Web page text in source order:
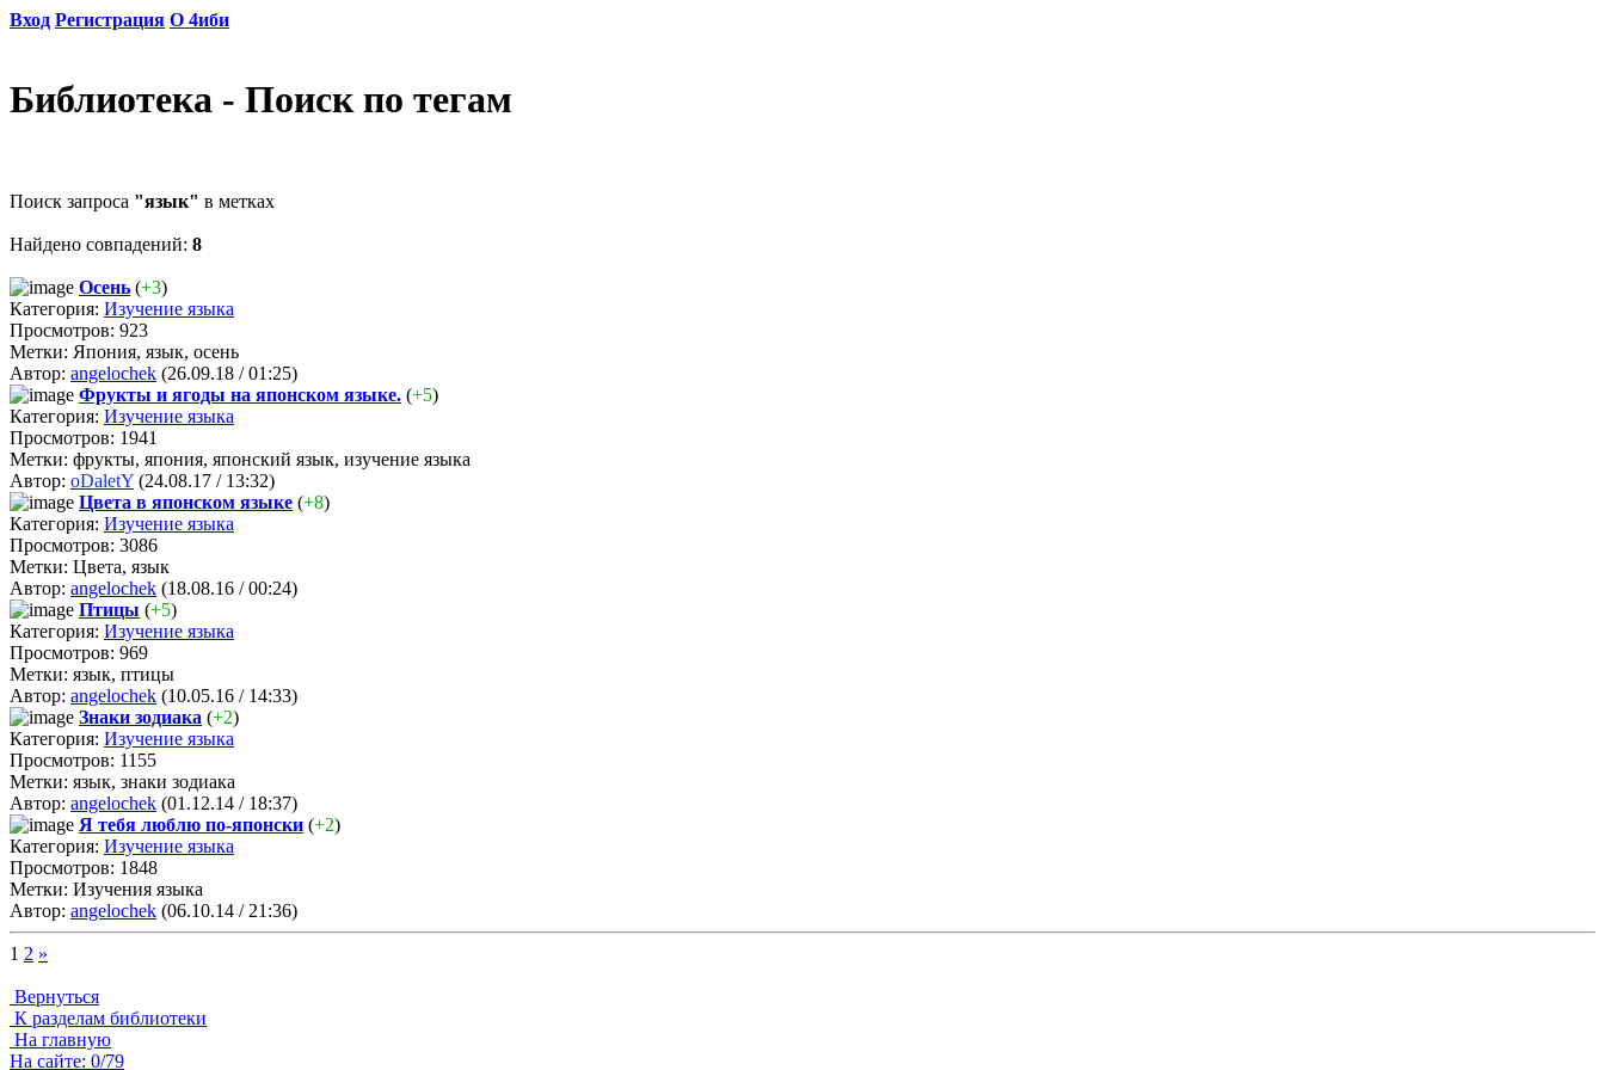
Вход Регистрация О 4иби
Библиотека - Поиск по тегам
Поиск запроса "язык" в метках
Найдено совпадений: 8
Осень (+3)
Категория: Изучение языка
Просмотров: 923
Метки: Япония, язык, осень
Автор: angelochek (26.09.18 / 01:25)
Фрукты и ягоды на японском языке. (+5)
Категория: Изучение языка
Просмотров: 1941
Метки: фрукты, япония, японский язык, изучение языка
Автор: oDaletY (24.08.17 / 13:32)
Цвета в японском языке (+8)
Категория: Изучение языка
Просмотров: 3086
Метки: Цвета, язык
Автор: angelochek (18.08.16 / 00:24)
Птицы (+5)
Категория: Изучение языка
Просмотров: 969
Метки: язык, птицы
Автор: angelochek (10.05.16 / 14:33)
Знаки зодиака (+2)
Категория: Изучение языка
Просмотров: 1155
Метки: язык, знаки зодиака
Автор: angelochek (01.12.14 / 18:37)
Я тебя люблю по-японски (+2)
Категория: Изучение языка
Просмотров: 1848
Метки: Изучения языка
Автор: angelochek (06.10.14 / 21:36)
1 2 »
Вернуться
К разделам библиотеки
На главную
На сайте: 0/79